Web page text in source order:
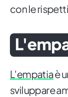
con le
L'empatiaè
sviluppare